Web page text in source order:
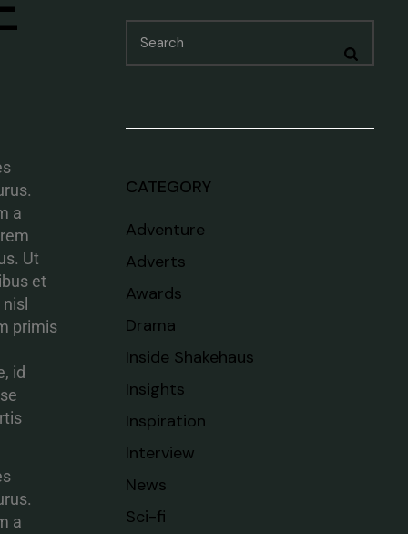
a
Ut
et
primis
id
a
CATEGORY
Adventure
Adverts
Awards
Drama
Inside Shakehaus
Insights
Inspiration
Interview
News
Sci-fi